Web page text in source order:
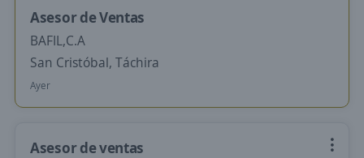
Asesor de Ventas
BAFIL,C.A
San Cristóbal, Táchira
Ayer
Asesor de ventas